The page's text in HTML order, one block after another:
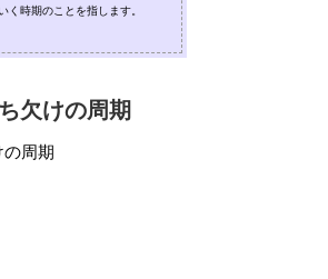
く時期のことを指します。
欠けの周期